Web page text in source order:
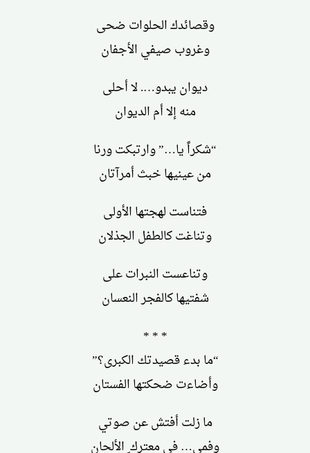
وقصائدك الحلوات ضحى
وغروب صيفي الأجفان
ديوان يبدو…. لا أحلى
منه إلا أم الديوان
“شكراً يا…” وارتبكت ورنا
من عينيها خبث أمرآتان
فتناست لهجتها الأولى
وتناغت كالطفل الجذلان
وتناعست النبرات على
شفتيها كالفجر النعسان
* * *
“ما بدء قصيدتك الكبرى؟”
وأضاءت ضحكتها الفستان
ما زلت أفتش عن صوتي
وفمي… في معترك ِ الألحان